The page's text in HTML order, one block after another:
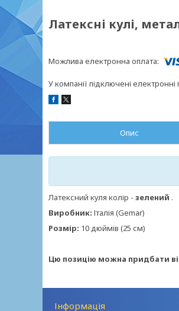
Латексні кулі,
У компанії підключені
Опис
Латексний куля колір - зелений .
Виробник: Італія (Gemar)
Розмір: 10 дюймів (25 см)
Цю позицію можна придбати
Інформація